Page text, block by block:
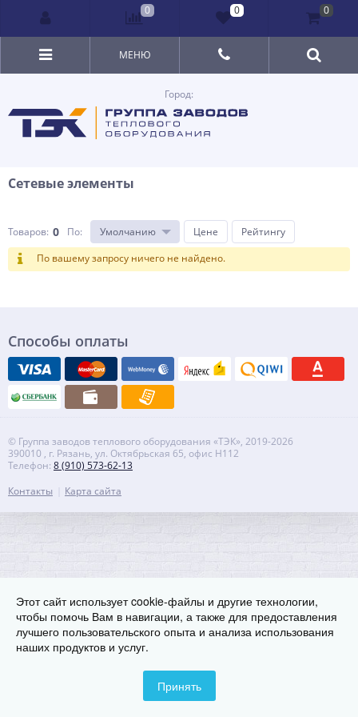
Город:
МЕНЮ
Сетевые элементы
Товаров: 0 По: Умолчанию Цене
Рейтингу
По вашему запросу ничего не найдено.
Способы оплаты
© Группа заводов теплового оборудования «ТЭК», 2019-2026
390010 , г. Рязань, ул. Октябрьская 65, офис Н112
Телефон: 8 (910) 573-62-13
Контакты
Карта сайта
0 0 0
Этот сайт использует cookie-файлы и другие технологии,
чтобы помочь Вам в навигации, а также для предоставления
лучшего пользовательского опыта и анализа использования
наших продуктов и услуг.
Принять